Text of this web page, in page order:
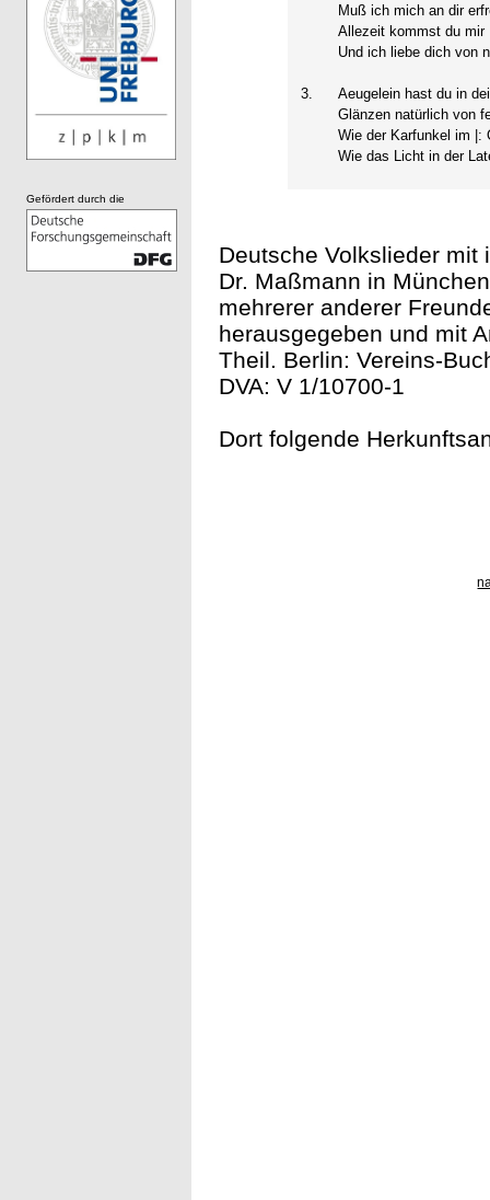
Muß ich mich an dir
Allezeit kommst du mir
Und ich liebe dich von
3.
Aeugelein hast du in
Glänzen natürlich von
Wie der Karfunkel im |:
Wie das Licht in der
Deutsche Volkslieder mit
Dr. Maßmann in
mehrerer anderer
herausgegeben und mit
Theil. Berlin: Vereins-
DVA: V 1/10700-1
Dort folgende
Gefördert durch die